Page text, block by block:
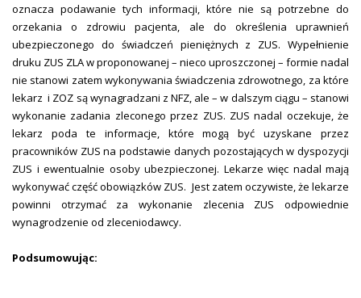
oznacza podawanie tych informacji, które nie są potrzebne do
orzekania o zdrowiu pacjenta, ale do określenia uprawnień
ubezpieczonego do świadczeń pieniężnych z ZUS. Wypełnienie
druku ZUS ZLA w proponowanej – nieco uproszczonej – formie nadal
nie stanowi zatem wykonywania świadczenia zdrowotnego, za które
lekarz i ZOZ są wynagradzani z NFZ, ale – w dalszym ciągu – stanowi
wykonanie zadania zleconego przez ZUS. ZUS nadal oczekuje, że
lekarz poda te informacje, które mogą być uzyskane przez
pracowników ZUS na podstawie danych pozostających w dyspozycji
ZUS i ewentualnie osoby ubezpieczonej. Lekarze więc nadal mają
wykonywać część obowiązków ZUS. Jest zatem oczywiste, że lekarze
powinni otrzymać za wykonanie zlecenia ZUS odpowiednie
wynagrodzenie od zleceniodawcy.
Podsumowując: